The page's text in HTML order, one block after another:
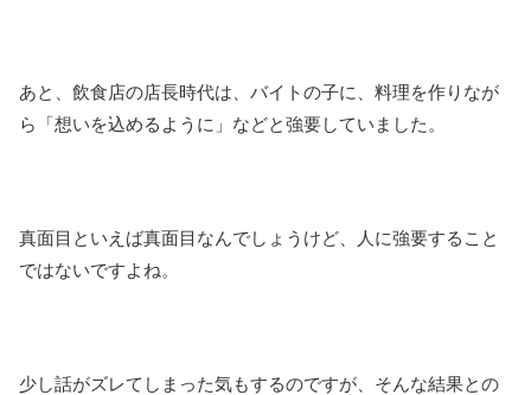
あと、飲食店の店長時代は、バイトの子に、料理を作りなが
ら「想いを込めるように」などと強要していました。
真面目といえば真面目なんでしょうけど、人に強要すること
ではないですよね。
少し話がズレてしまった気もするのですが、そんな結果との